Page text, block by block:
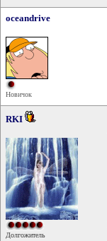
oceandrive
Новичок
RKI
Долгожитель